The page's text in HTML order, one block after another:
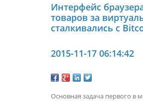
Интерфейс
товаров за
сталкивались с
2015-11-17 06:14:42
Основная задача первого в